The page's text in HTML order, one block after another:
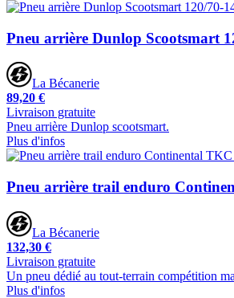
Pneu arrière Dunlop Scootsmart
La Bécanerie
89,20 €
Livraison gratuite
Pneu arrière Dunlop scootsmart.
Plus d'infos
Pneu arrière trail enduro
La Bécanerie
132,30 €
Livraison gratuite
Un pneu dédié au tout-terrain compétition
Plus d'infos